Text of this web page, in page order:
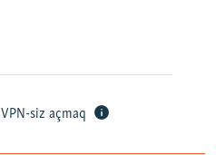
VPN-siz açmaq